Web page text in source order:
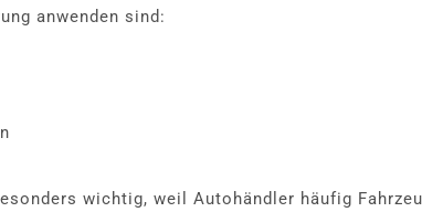
anwenden sind:
wichtig, weil Autohändler häufig